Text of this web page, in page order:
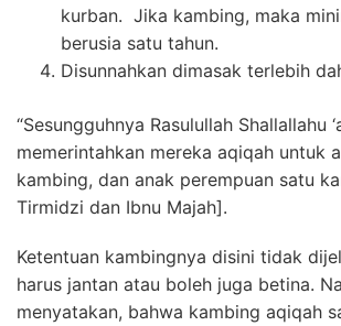
kurban. Jika kambing, maka
berusia satu tahun.
Disunnahkan dimasak terlebih
“Sesungguhnya Rasulullah Shallallahu
memerintahkan mereka aqiqah untuk
kambing, dan anak perempuan satu
Tirmidzi dan Ibnu Majah].
Ketentuan kambingnya disini tidak
harus jantan atau boleh juga betina.
menyatakan, bahwa kambing aqiqah